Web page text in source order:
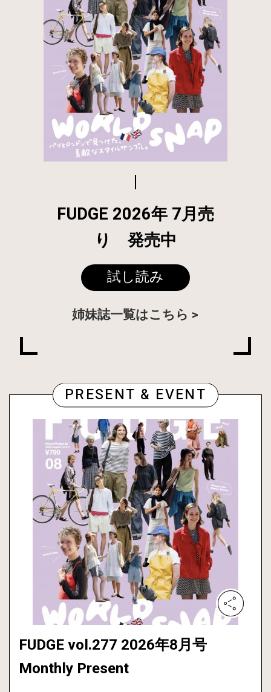
FUDGE 2026年 7月売
り 発売中
試し読み
姉妹誌一覧はこちら
PRESENT & EVENT
FUDGE vol.277 2026年8月号
Monthly Present